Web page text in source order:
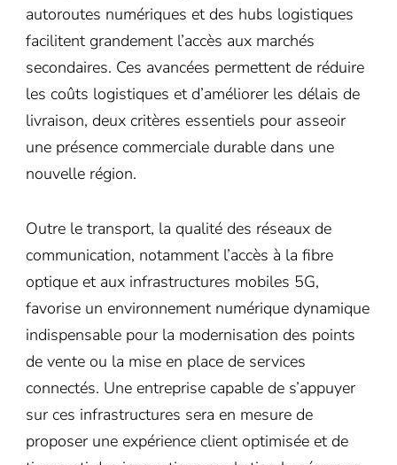
autoroutes numériques et des hubs logistiques
facilitent grandement l’accès aux marchés
secondaires. Ces avancées permettent de réduire
les coûts logistiques et d’améliorer les délais de
livraison, deux critères essentiels pour asseoir
une présence commerciale durable dans une
nouvelle région.
Outre le transport, la qualité des réseaux de
communication, notamment l’accès à la fibre
optique et aux infrastructures mobiles 5G,
favorise un environnement numérique dynamique
indispensable pour la modernisation des points
de vente ou la mise en place de services
connectés. Une entreprise capable de s’appuyer
sur ces infrastructures sera en mesure de
proposer une expérience client optimisée et de